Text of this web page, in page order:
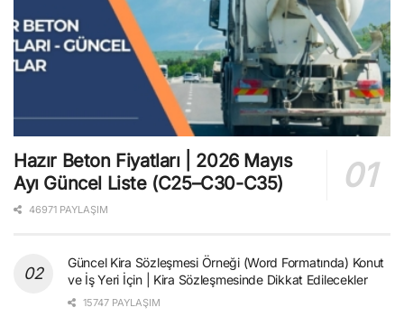
Hazır Beton Fiyatları | 2026 Mayıs
Ayı Güncel Liste (C25–C30-C35)
46971 PAYLAŞIM
Güncel Kira Sözleşmesi Örneği (Word Formatında) Konut
ve İş Yeri İçin | Kira Sözleşmesinde Dikkat Edilecekler
15747 PAYLAŞIM